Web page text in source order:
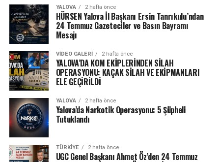
YALOVA 2 hafta önce
HÜRSEN Yalova İl Başkanı Ersin Tanrıkulu’ndan
24 Temmuz Gazeteciler ve Basın Bayramı
Mesajı
VIDEO GALERI 2 hafta önce
YALOVA’DA KOM EKİPLERİNDEN SİLAH
OPERASYONU: KAÇAK SİLAH VE EKİPMANLARI
ELE GEÇİRİLDİ
YALOVA 2 hafta önce
Yalova’da Narkotik Operasyonu: 5 Şüpheli
Tutuklandı
TÜRKIYE 2 hafta önce
UGC Genel Başkanı Ahmet Öz’den 24 Temmuz